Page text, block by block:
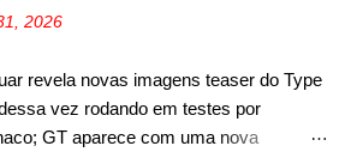
projetores em LED e uma parte
superior dos faróis. Essas luzes se
entre si por meio de uma barra em
que passa abaixo da barra prateada que
de lançamento do SUV, de seis
Agora, o maior SUV da marca será
com uma configuração padrão, de
lugares (2+3), que entrou em regime de
2026
revela novas imagens teaser do Type
vez rodando em testes por
GT aparece com uma nova